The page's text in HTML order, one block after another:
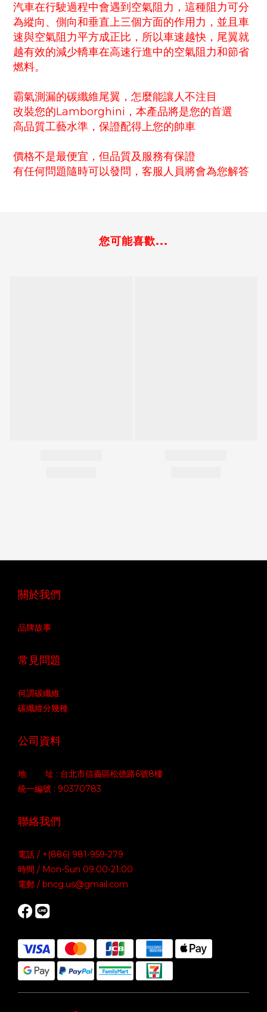
汽車在行駛過程中會遇到空氣阻力，這種阻力可分
為縱向、側向和垂直上三個方面的作用力，並且車
速與空氣阻力平方成正比，所以車速越快，尾翼就
越有效的減少轎車在高速行進中的空氣阻力和節省
燃料。
霸氣測漏的碳纖維尾翼，怎麼能讓人不注目
改裝您的Lamborghini，本產品將是您的首選
高品質工藝水準，保證配得上您的帥車
價格不是最便宜，但品質及服務有保證
有任何問題隨時可以發問，客服人員將會為您解答
您可能喜歡...
關於我們
品牌故事
常見問題
何謂碳纖維
碳纖維分幾種
公司資料
地 址 : 台北市信義區松德路6號8樓
統一編號 : 90370783
聯絡我們
電話 / +(886) 981-959-279
時間 / Mon-Sun 09:00-21:00
電郵 / bncg.us@gmail.com